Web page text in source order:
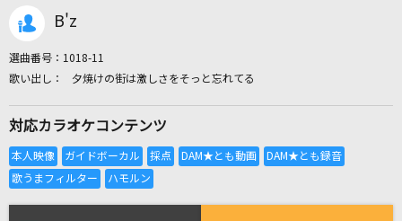
全国りれき
リアルタイムで歌われている曲の一覧
B'z
選曲番号： 1018-11
夕焼けの街は激しさをそっと忘れてる
対応カラオケコンテンツ